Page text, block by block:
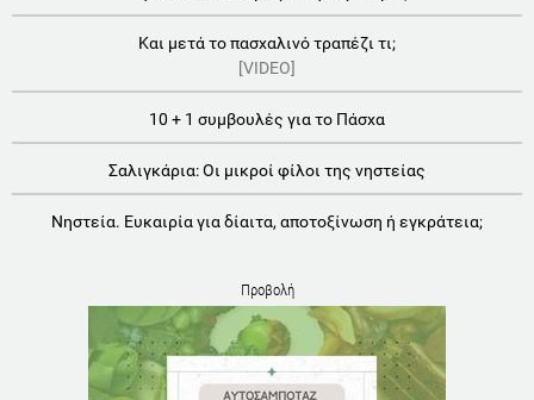
Και μετά το πασχαλινό τραπέζι τι;
[VIDEO]
10 + 1 συμβουλές για το Πάσχα
Σαλιγκάρια: Οι μικροί φίλοι της νηστείας
Νηστεία. Ευκαιρία για δίαιτα, αποτοξίνωση ή εγκράτεια;
Προβολή